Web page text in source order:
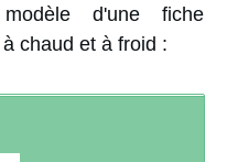
d'une fiche
chaud et à froid :